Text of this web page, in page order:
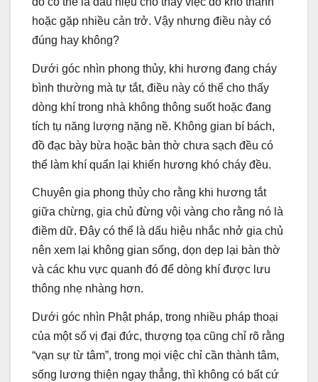
hoặc gặp nhiều cản trở. Vậy nhưng điều này có
đúng hay không?
Dưới góc nhìn phong thủy, khi hương đang cháy
bình thường mà tự tắt, điều này có thể cho thấy
dòng khí trong nhà không thông suốt hoặc đang
tích tụ năng lượng nặng nề. Không gian bí bách,
đồ đạc bày bừa hoặc bàn thờ chưa sạch đều có
thể làm khí quẩn lại khiến hương khó cháy đều.
Chuyên gia phong thủy cho rằng khi hương tắt
giữa chừng, gia chủ đừng vội vàng cho rằng nó là
điềm dữ. Đây có thể là dấu hiệu nhắc nhở gia chủ
nên xem lại không gian sống, dọn dẹp lại bàn thờ
và các khu vực quanh đó để dòng khí được lưu
thông nhẹ nhàng hơn.
Dưới góc nhìn Phật pháp, trong nhiều pháp thoại
của một số vị đại đức, thượng tọa cũng chỉ rõ rằng
“vạn sự từ tâm”, trong mọi việc chỉ cần thành tâm,
sống lương thiện ngay thẳng, thì không có bất cứ